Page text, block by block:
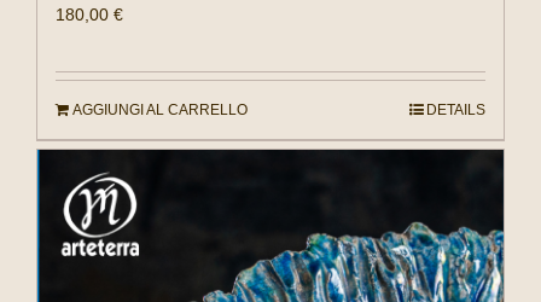
180,00 €
AGGIUNGI AL CARRELLO DETAILS